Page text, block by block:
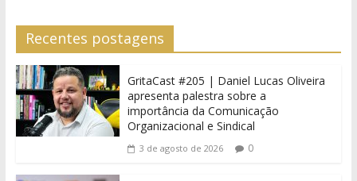
Recentes postagens
GritaCast #205 | Daniel Lucas Oliveira
apresenta palestra sobre a
importância da Comunicação
Organizacional e Sindical
3 de agosto de 2026 0